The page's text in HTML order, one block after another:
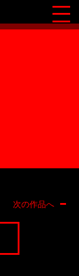
次の作品へ